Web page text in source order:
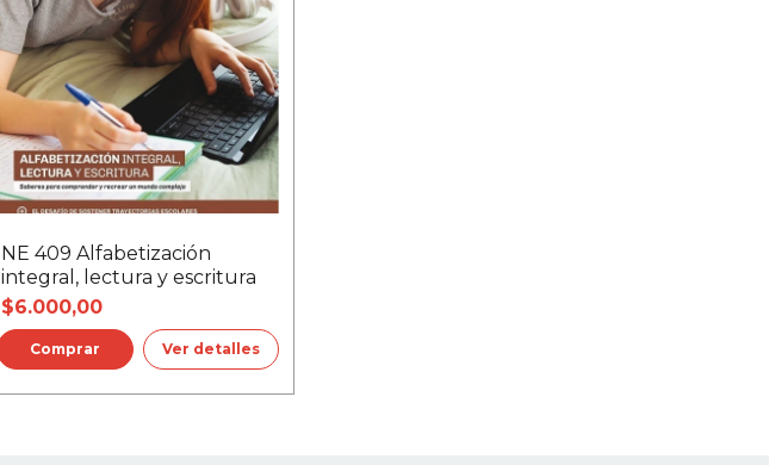
NE 409 Alfabetización
integral, lectura y escritura
$6.000,00
Ver detalles